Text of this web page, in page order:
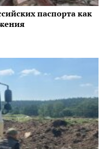
паспорта как